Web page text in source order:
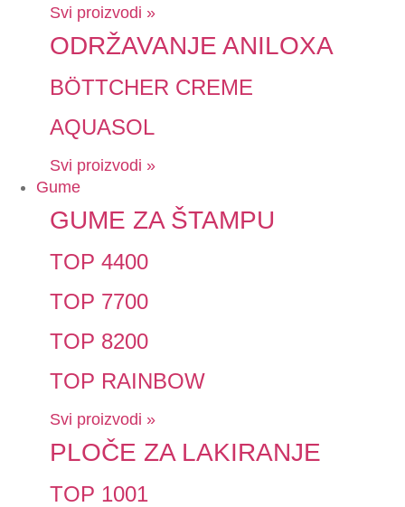
Svi proizvodi »
ODRŽAVANJE ANILOXA
BÖTTCHER CREME
AQUASOL
Svi proizvodi »
Gume
GUME ZA ŠTAMPU
TOP 4400
TOP 7700
TOP 8200
TOP RAINBOW
Svi proizvodi »
PLOČE ZA LAKIRANJE
TOP 1001